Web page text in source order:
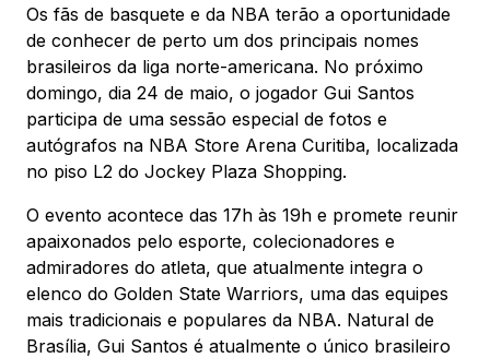
Comodidades Eventos Cinema
Mapa Virtual
Os fãs de basquete e da NBA terão a oportunidade
de conhecer de perto um dos principais nomes
brasileiros da liga norte-americana. No próximo
domingo, dia 24 de maio, o jogador Gui Santos
participa de uma sessão especial de fotos e
autógrafos na NBA Store Arena Curitiba, localizada
no piso L2 do Jockey Plaza Shopping.
O evento acontece das 17h às 19h e promete reunir
apaixonados pelo esporte, colecionadores e
admiradores do atleta, que atualmente integra o
elenco do Golden State Warriors, uma das equipes
mais tradicionais e populares da NBA. Natural de
Brasília, Gui Santos é atualmente o único brasileiro